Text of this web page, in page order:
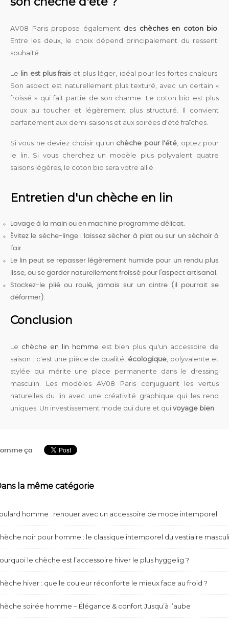
AV08 Paris propose également des chèches en coton bio
Entre les deux, le choix dépend principalement du ressenti
souhaité :
Le lin est plus fraiset plus léger, idéal pour les fortes chaleurs.
Son aspect est naturellement plus texturé, avec un certain «
froissé » qui fait partie de son charme. Le coton bio est plus
doux au toucher et légèrement plus structuré. Il convient
parfaitement aux demi-saisons et aux soirées d'été fraîches.
Si vous ne deviez choisir qu'un chèche pour l'été , optez pour
le lin. Si vous cherchez un modèle plus polyvalent quatre
saisons légères, le coton bio sera votre allié.
Entretien d'un chèche en lin
Lavage à la main ou en machine programme délicat.
Évitez le sèche-linge : laissez sécher à plat ou sur un séchoir à
l'air.
Le lin peut se repasser légèrement humide pour un rendu plus
lisse, ou se garder naturellement froissé pour l'aspect artisanal.
Stockez-le plié ou roulé, jamais sur un cintre (il pourrait se
déformer).
Conclusion
Le chèche en lin homme est bien plus qu'un accessoire de
saison : c'est une pièce de qualité, écologique , polyvalente et
stylée qui mérite une place permanente dans le dressing
masculin. Les modèles AV08 Paris conjuguent les vertus
naturelles du lin avec une créativité graphique qui les rend
uniques. Un investissement mode qui dure et quivoyage bien
ça
la même catégorie
homme : renouer avec un accessoire de mode intemporel
noir pour homme : le classique intemporel du vestiaire
le chèche est l’accessoire hiver le plus hyggelig ?
hiver : quelle couleur réconforte le mieux face au froid ?
soirée homme – Élégance & confort Jusqu’à l’aube